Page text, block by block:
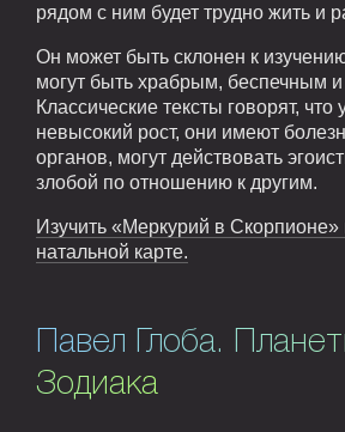
рядом с ним будет трудно жить и
Он может быть склонен к
могут быть храбрым, беспечным
Классические тексты говорят, что
невысокий рост, они имеют
органов, могут действовать
злобой по отношению к другим.
Изучить «Меркурий в Скорпионе»
натальной карте.
Павел Глоба.
Зодиака